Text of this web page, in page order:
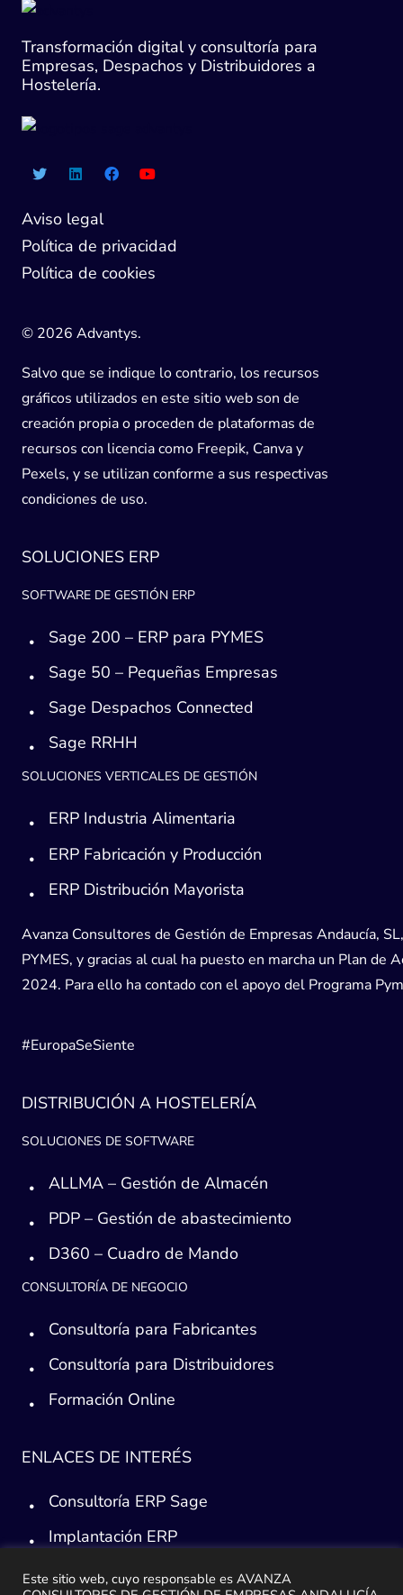
Transformación digital y consultoría para
Empresas, Despachos y Distribuidores a
Hostelería.
Aviso legal
Política de privacidad
Política de cookies
© 2026 Advantys.
Salvo que se indique lo contrario, los recursos
gráficos utilizados en este sitio web son de
creación propia o proceden de plataformas de
recursos con licencia como Freepik, Canva y
Pexels, y se utilizan conforme a sus respectivas
condiciones de uso.
SOLUCIONES ERP
SOFTWARE DE GESTIÓN ERP
Sage 200 – ERP para PYMES
Sage 50 – Pequeñas Empresas
Sage Despachos Connected
Sage RRHH
SOLUCIONES VERTICALES DE GESTIÓN
ERP Industria Alimentaria
ERP Fabricación y Producción
ERP Distribución Mayorista
Avanza Consultores de Gestión de Empresas Andaucía,
PYMES, y gracias al cual ha puesto en marcha un Plan
2024. Para ello ha contado con el apoyo del Programa
#EuropaSeSiente
DISTRIBUCIÓN A HOSTELERÍA
SOLUCIONES DE SOFTWARE
ALLMA – Gestión de Almacén
PDP – Gestión de abastecimiento
D360 – Cuadro de Mando
CONSULTORÍA DE NEGOCIO
Consultoría para Fabricantes
Consultoría para Distribuidores
Formación Online
ENLACES DE INTERÉS
Consultoría ERP Sage
Implantación ERP
Plan de ayuda Sage
Este sitio web, cuyo responsable es AVANZA